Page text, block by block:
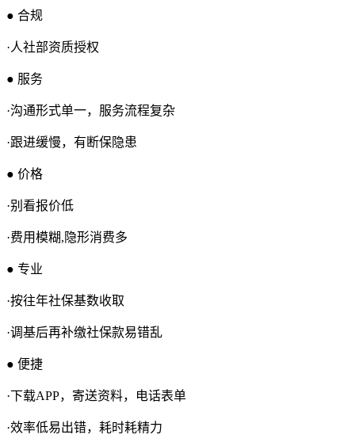
● 合规
·人社部资质授权
● 服务
·沟通形式单一，服务流程复杂
·跟进缓慢，有断保隐患
● 价格
·别看报价低
·费用模糊,隐形消费多
● 专业
·按往年社保基数收取
·调基后再补缴社保款易错乱
● 便捷
·下载APP，寄送资料，电话表单
·效率低易出错，耗时耗精力